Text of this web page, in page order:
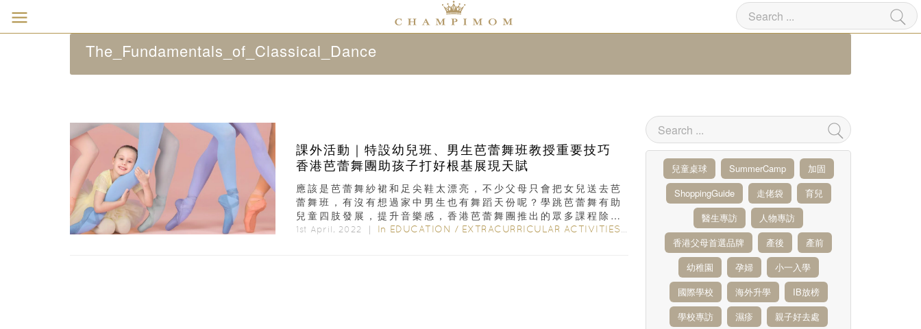
The_Fundamentals_of_Classical_Dance
課外活動｜特設幼兒班、男生芭蕾舞班教授重要技巧
香港芭蕾舞團助孩子打好根基展現天賦
應該是芭蕾舞紗裙和足尖鞋太漂亮，不少父母只會把女兒送去芭
蕾舞班，有沒有想過家中男生也有舞蹈天份呢？學跳芭蕾舞有助
兒童四肢發展，提升音樂感，香港芭蕾舞團推出的眾多課程除了
包括 4 歲可參加的幼兒班，...
1st April, 2022 ｜ In EDUCATION / EXTRACURRICULAR ACTIVITIES
兒童桌球 SummerCamp
加固
ShoppingGuide
走佬袋
育兒
醫生專訪
人物專訪
香港父母首選品牌
產後
產前
幼稚園
孕婦
小一入學
國際學校
海外升學
IB放榜
學校專訪
濕疹
親子好去處